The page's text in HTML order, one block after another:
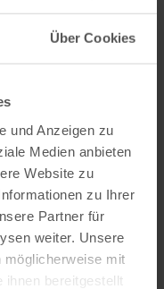
Über Cookies
und Anzeigen zu
Medien anbieten
Website zu
zu Ihrer
Partner für
weiter. Unsere
möglicherweise mit
ihnen bereitgestellt